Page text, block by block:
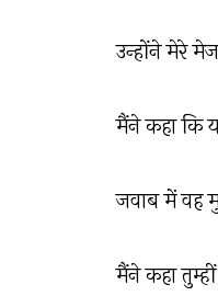
उन्होंने मेरे
मैंने कहा कि
जवाब में वह
मैंने कहा